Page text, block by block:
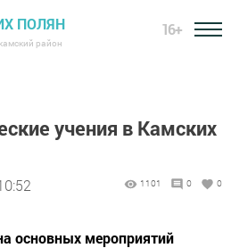
ПОЛЯН
район
16+
учения в Камских
1101 0 0
основных мероприятий